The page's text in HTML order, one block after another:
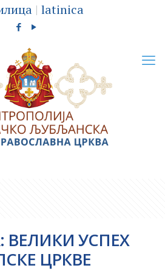
| latinica
ВЕЛИКИ УСПЕХ
ЦРКВЕ